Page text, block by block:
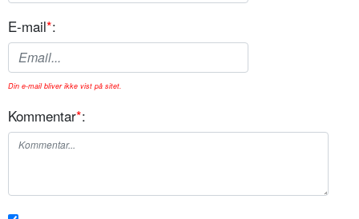
E-mail*:
Din e-mail bliver ikke vist på sitet.
Kommentar*: